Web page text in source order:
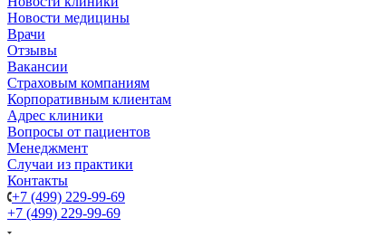
Новости медицины
Врачи
Отзывы
Вакансии
Страховым компаниям
Корпоративным клиентам
Адрес клиники
Вопросы от пациентов
Менеджмент
Случаи из практики
Контакты
+7 (499) 229-99-69
+7 (499) 229-99-69